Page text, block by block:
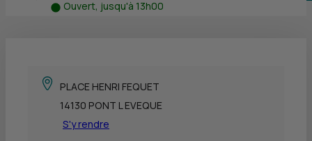
Ouvert, jusqu'à 13h00
PLACE HENRI FEQUET
14130 PONT L EVEQUE
S'y rendre